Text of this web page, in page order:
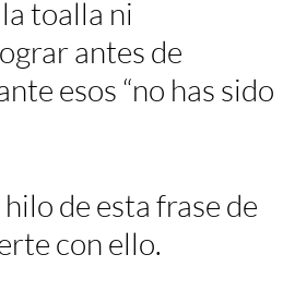
toalla ni
antes de
esos “no has sido
de esta frase de
con ello.